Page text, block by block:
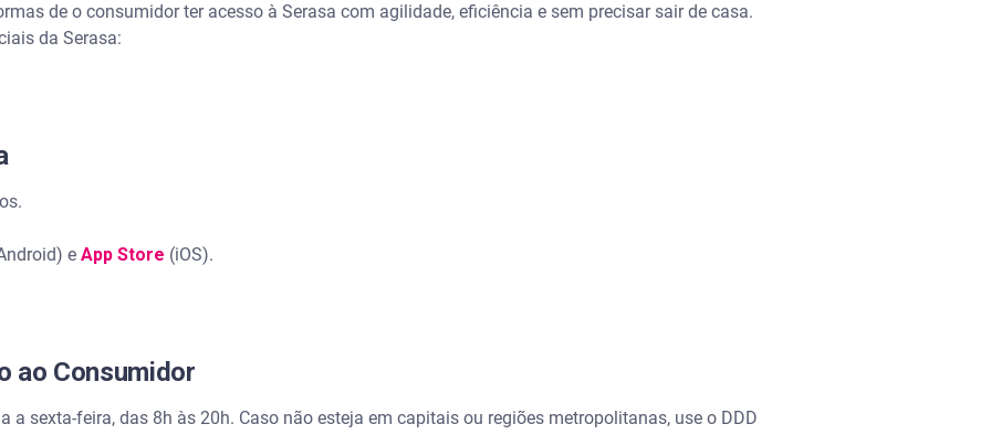
de o consumidor ter acesso à Serasa com agilidade, eficiência e sem precisar sair de casa.
da Serasa:
e App Store (iOS).
ao Consumidor
a sexta-feira, das 8h às 20h. Caso não esteja em capitais ou regiões metropolitanas, use o DDD